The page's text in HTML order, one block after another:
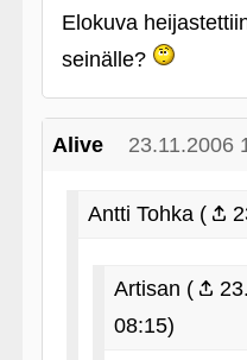
Elokuva
seinälle?
Alive 23.11.2006
Antti Tohka (
Artisan (
08:15)